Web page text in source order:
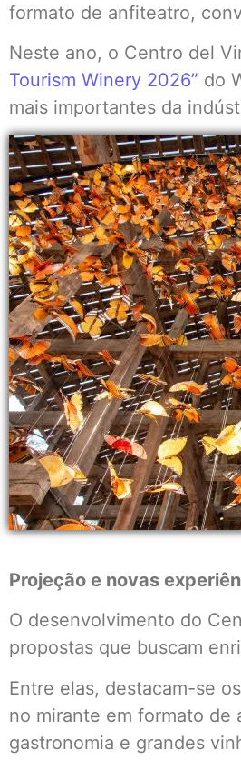
formato de anfiteatro,
Neste ano, o Centro del
Tourism Winery 2026” do
mais importantes da
Projeção e novas
O desenvolvimento do
propostas que buscam
Entre elas, destacam-se
no mirante em formato de
gastronomia e grandes